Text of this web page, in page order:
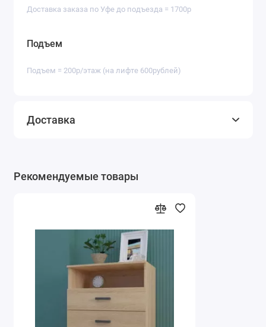
Доставка заказа по Уфе до подъезда = 1700р
Подъем
Подъем = 200р/этаж (на лифте 600рублей)
Доставка
Рекомендуемые товары